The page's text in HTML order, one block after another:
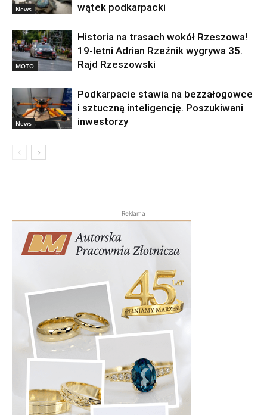
News
wątek podkarpacki
MOTO
Historia na trasach wokół Rzeszowa!
19-letni Adrian Rzeźnik wygrywa 35.
Rajd Rzeszowski
News
Podkarpacie stawia na bezzałogowce
i sztuczną inteligencję. Poszukiwani
inwestorzy
Reklama